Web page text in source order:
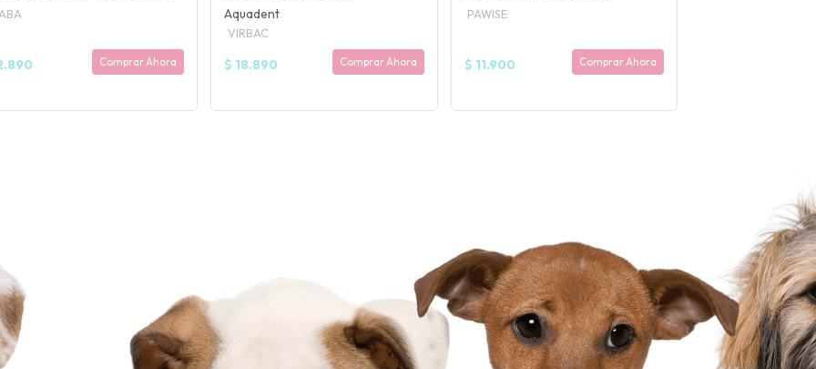
Comprar Ahora
Aquadent
VIRBAC
$ 18.890 Comprar Ahora
PAWISE
$ 11.900 Comprar Ahora